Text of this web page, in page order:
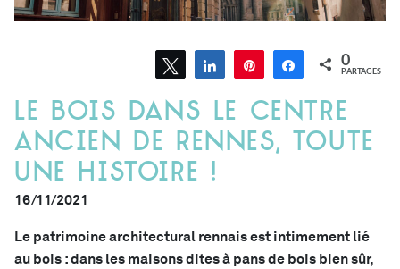
Tweetez Partagez Épingle Partagez
0
PARTAGES
Le bois dans le centre
ancien de Rennes, toute
une Histoire !
16/11/2021
Le patrimoine architectural rennais est intimement lié
au bois : dans les maisons dites à pans de bois bien sûr,